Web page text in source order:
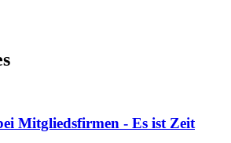
Mitgliedsfirmen - Es ist Zeit